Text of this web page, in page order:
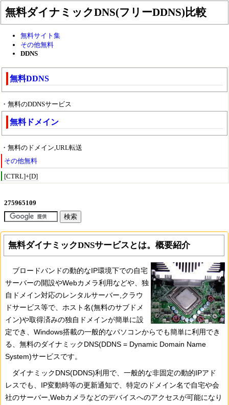
無料ダイナミックDNS(フリーDDNS)比較
無料サイト集
その他無料
DDNS
無料DDNS
・無料のDDNSサービス
無料ドメイン
・無料のドメイン,URL転送
その他無料
[CTRL]+[D]
無料ダイナミックDNSサービスとは。概要紹介
ブロードバンドの動的なIP環境下での自宅
サーバーの開設やWebカメラ利用などや、独
自ドメイン対応のレンタルサーバー,クラウ
ドサービス等で、ホスト名(無料のサブドメ
イン)や取得済みの独自ドメインが簡単に設
定でき、Windows搭載の一般的なパソコンからでも簡単に利用でき
る、無料のダイナミックDNS(DDNS = Dynamic Domain Name
System)サービスです。
ダイナミックDNS(DDNS)利用で、一般的な非固定の動的IPアド
レスでも、IP変動時等の更新通知で、特定のドメイン名で自宅や会
社のサーバー,Webカメラなどのデバイスへのアクセスが可能になり